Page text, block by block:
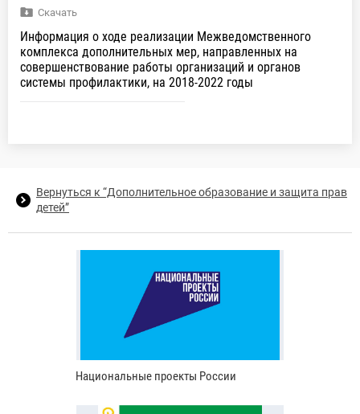
Скачать
Информация о ходе реализации Межведомственного
комплекса дополнительных мер, направленных на
совершенствование работы организаций и органов
системы профилактики, на 2018-2022 годы
Вернуться к “Дополнительное образование и защита прав
детей”
Национальные проекты России